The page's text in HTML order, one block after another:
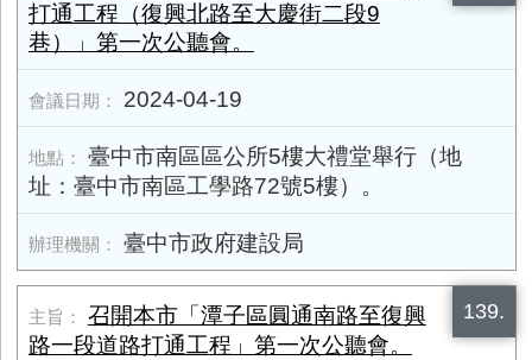
打通工程（復興北路至大慶街二段9
巷）」第一次公聽會。
2024-04-19
臺中市南區區公所5樓大禮堂舉行（地
址：臺中市南區工學路72號5樓）。
臺中市政府建設局
139.
召開本市「潭子區圓通南路至復興
路一段道路打通工程」第一次公聽會。